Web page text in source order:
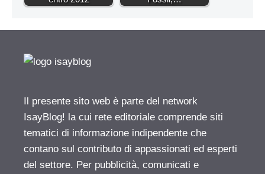
Il presente sito web è parte del network
IsayBlog! la cui rete editoriale comprende siti
tematici di informazione indipendente che
contano sul contributo di appassionati ed esperti
del settore. Per pubblicità, comunicati e